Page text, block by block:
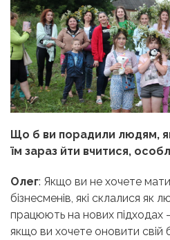
Що б ви порадили людям,
їм зараз йти вчитися,
Олег: Якщо ви не хочете мати
бізнесменів, які склалися як
працюють на нових підходах
якщо ви хочете оновити свій